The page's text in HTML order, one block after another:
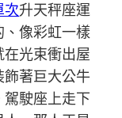
次升天秤座運
、像彩虹一樣
光束衝出屋
著巨大公牛
駛座上走下